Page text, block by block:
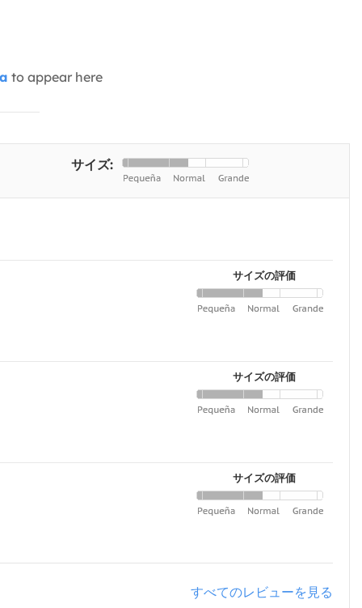
to appear here
サイズ:
サイズの評価
サイズの評価
サイズの評価
すべてのレビューを見る